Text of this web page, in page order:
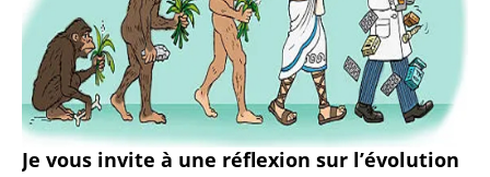
Je vous invite à une réflexion sur l’évolution